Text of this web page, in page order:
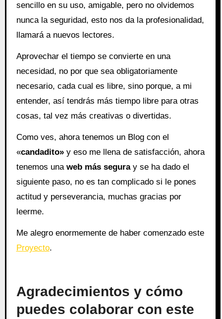
sencillo en su uso, amigable, pero no olvidemos
nunca la seguridad, esto nos da la profesionalidad,
llamará a nuevos lectores.
Aprovechar el tiempo se convierte en una
necesidad, no por que sea obligatoriamente
necesario, cada cual es libre, sino porque, a mi
entender, así tendrás más tiempo libre para otras
cosas, tal vez más creativas o divertidas.
Como ves, ahora tenemos un Blog con el
«candadito»y eso me llena de satisfacción, ahora
tenemos una web más seguray se ha dado el
siguiente paso, no es tan complicado si le pones
actitud y perseverancia, muchas gracias por
leerme.
Me alegro enormemente de haber comenzado este
Proyecto.
Agradecimientos y cómo
puedes colaborar con este